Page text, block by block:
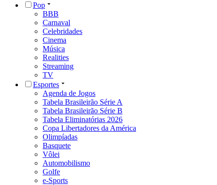
Pop
BBB
Carnaval
Celebridades
Cinema
Música
Realities
Streaming
TV
Esportes
Agenda de Jogos
Tabela Brasileirão Série A
Tabela Brasileirão Série B
Tabela Eliminatórias 2026
Copa Libertadores da América
Olimpíadas
Basquete
Vôlei
Automobilismo
Golfe
e-Sports